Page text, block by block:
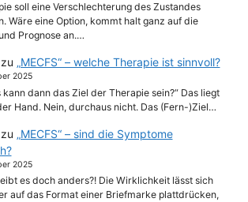
soll eine Verschlechterung des Zustandes
Wäre eine Option, kommt halt ganz auf die
Prognose an.…
„MECFS“ – welche Therapie ist sinnvoll?
2025
kann dann das Ziel der Therapie sein?“ Das liegt
Hand. Nein, durchaus nicht. Das (Fern-)Ziel…
„MECFS“ – sind die Symptome
2025
es doch anders?! Die Wirklichkeit lässt sich
auf das Format einer Briefmarke plattdrücken,